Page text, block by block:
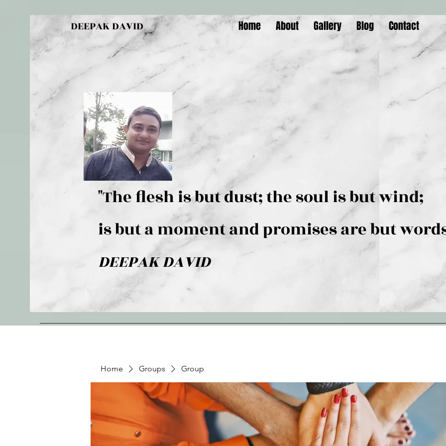
DEEPAK DAVID Home About Gallery Blog Contact
"The flesh is but dust; the
is but a moment and promises are but
DEEPAK DAVID
Home Groups Group